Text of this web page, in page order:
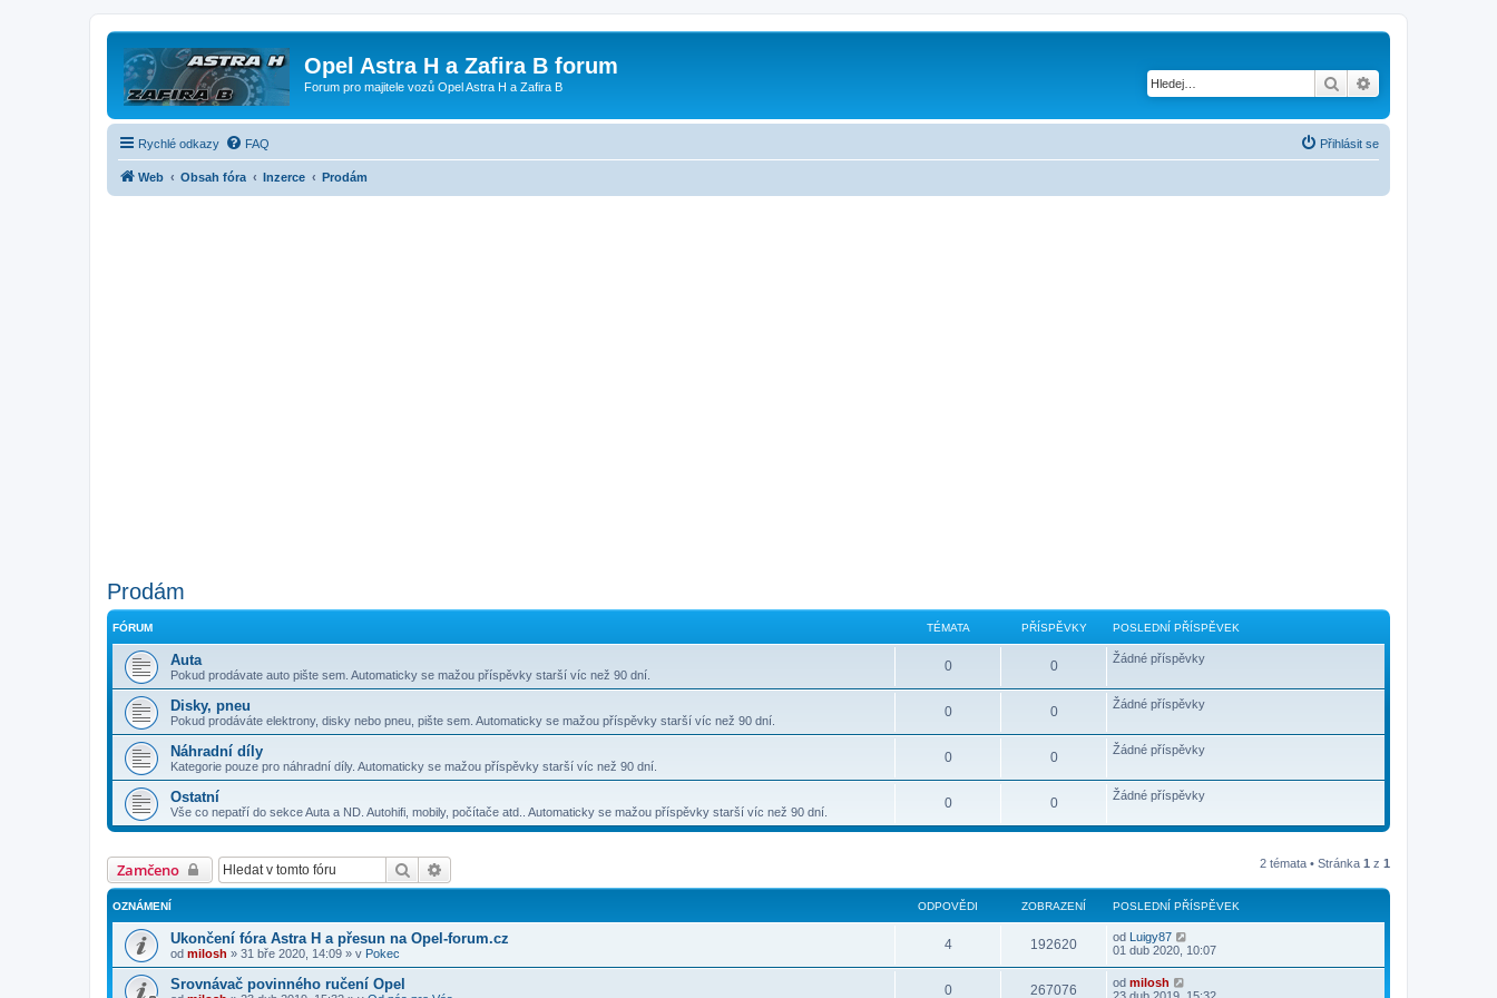
Opel Astra H a Zafira B forum
Forum pro majitele vozů Opel Astra H a Zafira B Hledat
Rychlé odkazy FAQ Přihlásit se
Web Obsah fóra Inzerce Prodám
Prodám
FÓRUM TÉMATA PŘÍSPĚVKY POSLEDNÍ PŘÍSPĚVEK
Auta
Pokud prodávate auto pište sem. Automaticky se mažou příspěvky starší víc než 90 dní.
0 0 Žádné příspěvky
Disky, pneu
Pokud prodáváte elektrony, disky nebo pneu, pište sem. Automaticky se mažou příspěvky starší víc než 90 dní.
0 0 Žádné příspěvky
Náhradní díly
Kategorie pouze pro náhradní díly. Automaticky se mažou příspěvky starší víc než 90 dní.
0 0 Žádné příspěvky
Ostatní
Vše co nepatří do sekce Auta a ND. Autohifi, mobily, počítače atd.. Automaticky se mažou příspěvky starší víc než 90 dní.
0 0 Žádné příspěvky
Zamčeno Hledat 2 témata • Stránka 1 z 1
OZNÁMENÍ ODPOVĚDI ZOBRAZENÍ POSLEDNÍ PŘÍSPĚVEK
Ukončení fóra Astra H a přesun na Opel-forum.cz
od milosh » 31 bře 2020, 14:09 » v Pokec
4 192620 od Luigy87
01 dub 2020, 10:07
Srovnávač povinného ručení Opel 0 267076 od milosh
23 dub 2019, 15:32